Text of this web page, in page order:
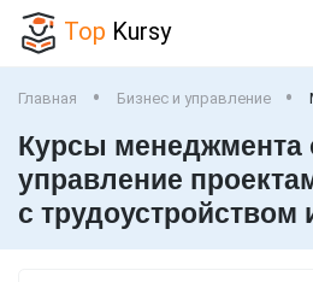
Top Kursy
Главная Бизнес и управление
Курсы
управление
с трудоустройством